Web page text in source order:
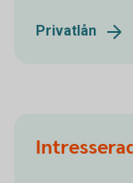
Privatlån